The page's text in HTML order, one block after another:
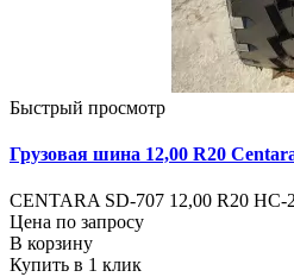
Быстрый просмотр
Грузовая шина 12,00 R20
CENTARA SD-707 12,00 R20 HC-
Цена по запросу
В корзину
Купить в 1 клик